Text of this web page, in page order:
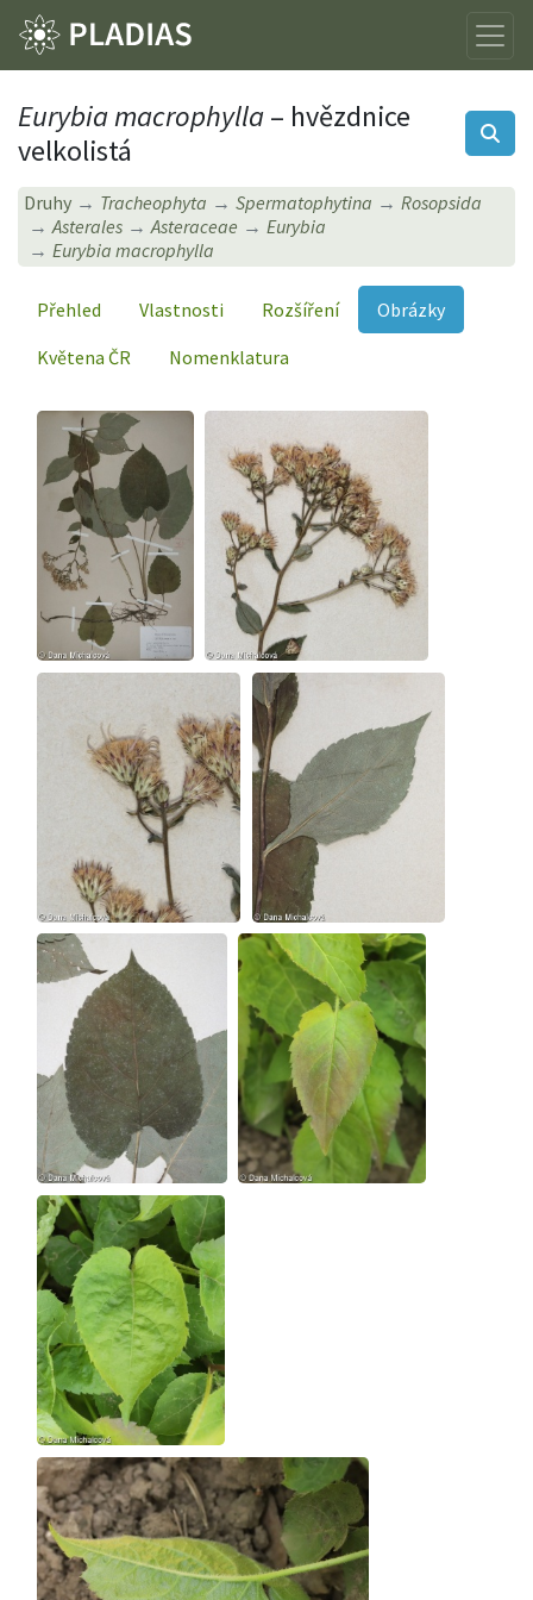
Eurybia macrophylla– hvězdnice
velkolistá
Druhy Tracheophyta Spermatophytina
Rosopsida
Asterales
Asteraceae
Eurybia
Eurybia macrophylla
Přehled Vlastnosti Rozšíření
Obrázky
Květena ČR
Nomenklatura